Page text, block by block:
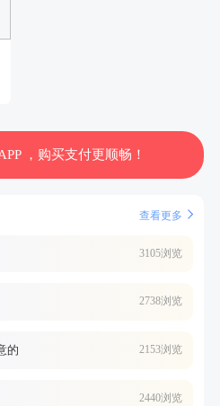
，购买支付更顺畅！
查看更多
3105浏览
2738浏览
的 2153浏览
2440浏览